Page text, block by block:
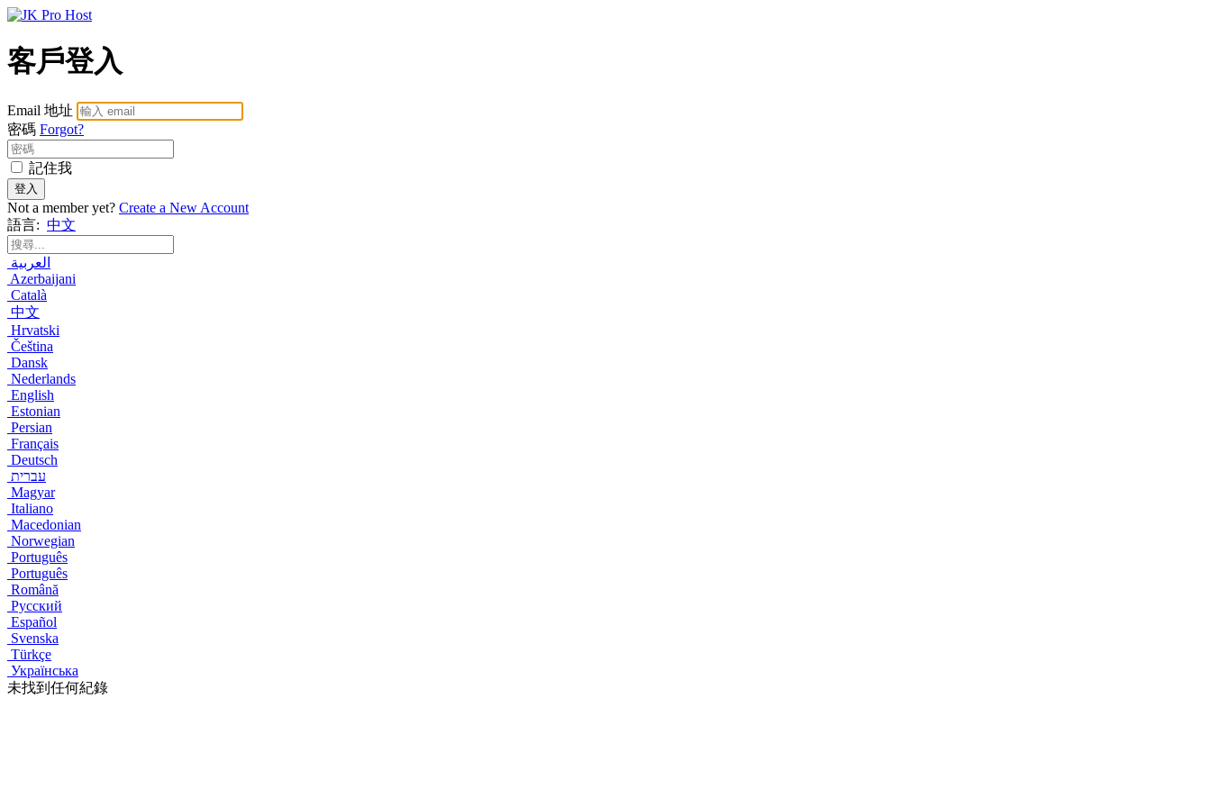
客戶登入
Email 地址
密碼 Forgot?
記住我
登入
Not a member yet? Create a New Account
語言: 中文
العربية
Azerbaijani
Català
中文
Hrvatski
Čeština
Dansk
Nederlands
English
Estonian
Persian
Français
Deutsch
עברית
Magyar
Italiano
Macedonian
Norwegian
Português
Português
Română
Русский
Español
Svenska
Türkçe
Українська
未找到任何紀錄